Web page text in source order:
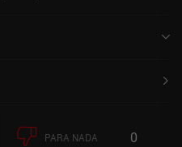
5,0 en la App Store de iOS.
PARA NADA 0